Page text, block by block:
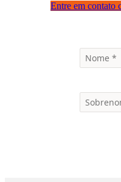
Entre em contato